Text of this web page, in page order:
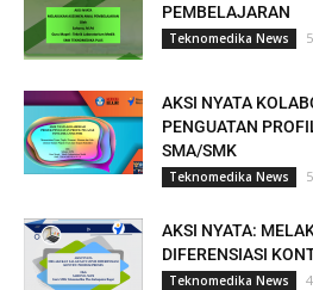
PEMBELAJARAN
Teknomedika News
AKSI NYATA
PENGUATAN
SMA/SMK
Teknomedika News
AKSI NYATA:
DIFERENSIASI
Teknomedika News